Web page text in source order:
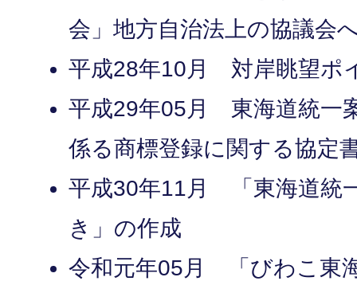
会」地方自治法上の協議会
平成28年10月 対岸眺望ポ
平成29年05月 東海道統一
係る商標登録に関する協定
平成30年11月 「東海道統
き」の作成
令和元年05月 「びわこ東